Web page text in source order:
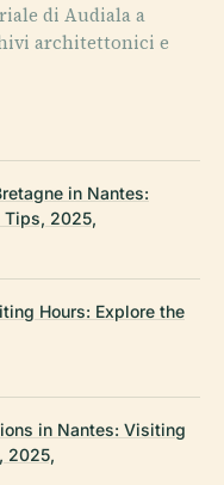
di Audiala a
architettonici e
in Nantes:
Tips, 2025,
Hours: Explore the
in Nantes: Visiting
2025,